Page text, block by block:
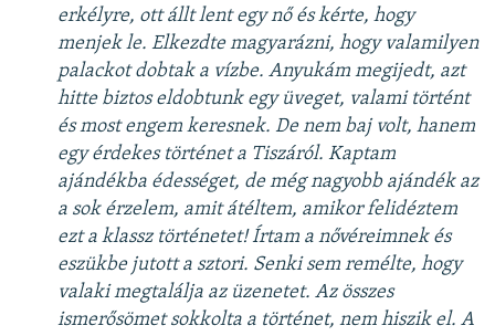
erkélyre, ott állt lent egy nő és kérte, hogy
menjek le. Elkezdte magyarázni, hogy valamilyen
palackot dobtak a vízbe. Anyukám megijedt, azt
hitte biztos eldobtunk egy üveget, valami történt
és most engem keresnek. De nem baj volt, hanem
egy érdekes történet a Tiszáról. Kaptam
ajándékba édességet, de még nagyobb ajándék az
a sok érzelem, amit átéltem, amikor felidéztem
ezt a klassz történetet! Írtam a nővéreimnek és
eszükbe jutott a sztori. Senki sem remélte, hogy
valaki megtalálja az üzenetet. Az összes
ismerősömet sokkolta a történet, nem hiszik el. A